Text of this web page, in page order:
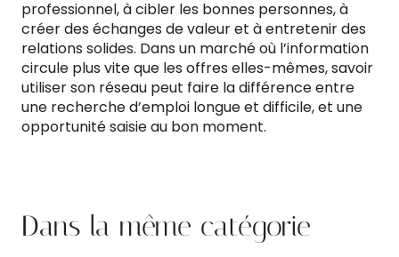
professionnel, à cibler les bonnes personnes, à
créer des échanges de valeur et à entretenir des
relations solides. Dans un marché où l’information
circule plus vite que les offres elles-mêmes, savoir
utiliser son réseau peut faire la différence entre
une recherche d’emploi longue et difficile, et une
opportunité saisie au bon moment.
Dans la même catégorie